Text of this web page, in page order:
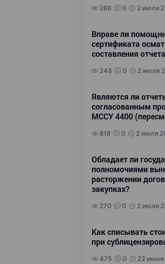
266 0 2 июля
Вправе ли
сертификата
составления
248 0 2 июля
Являются ли
согласованным
МССУ 4400
818 0 2 июля
Обладает ли
полномочиями
расторжении
закупках?
270 0 2 июля
Как списывать
при
475 0 22 июня